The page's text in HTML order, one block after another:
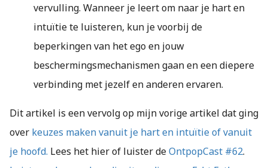
vervulling. Wanneer je leert om naar je hart en
intuïtie te luisteren, kun je voorbij de
beperkingen van het ego en jouw
beschermingsmechanismen gaan en een diepere
verbinding met jezelf en anderen ervaren.
Dit artikel is een vervolg op mijn vorige artikel dat ging
over keuzes maken vanuit je hart en intuïtie of vanuit
je hoofd. Lees het hier of luister deOntpopCast #62.